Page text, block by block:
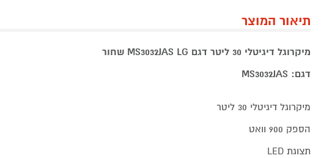
תיאור המוצר
מיקרוגל דיגיטלי 30 ליטר דגם MS3032JAS LG שחור
דגם: MS3032JAS
מיקרוגל דיגיטלי 30 ליטר
הספק 900 וואט
תצוגת LED